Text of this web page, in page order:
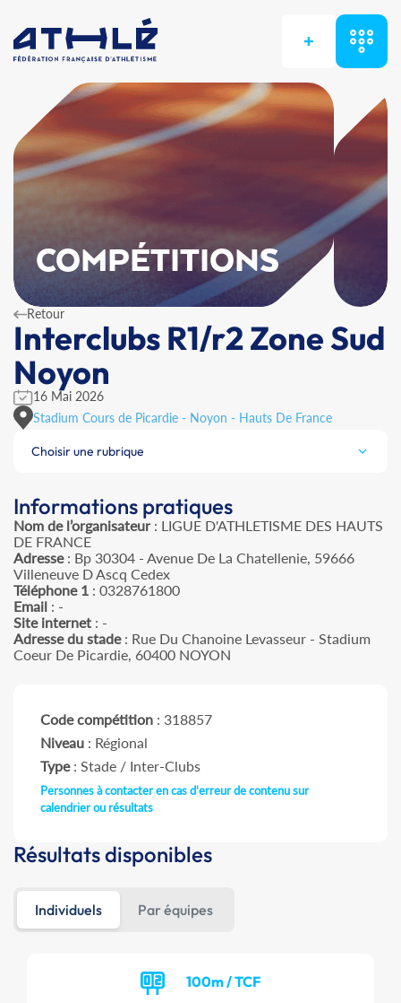
+
COMPÉTITIONS
Retour
Interclubs R1/r2 Zone Sud
Noyon
16 Mai 2026
Stadium Cours de Picardie - Noyon - Hauts De France
Choisir une rubrique
Informations pratiques
Nom de l’organisateur: LIGUE D'ATHLETISME DES HAUTS
DE FRANCE
Adresse: Bp 30304 - Avenue De La Chatellenie, 59666
Villeneuve D Ascq Cedex
Téléphone 1 : 0328761800
Email : -
Site internet : -
Adresse du stade: Rue Du Chanoine Levasseur - Stadium
Coeur De Picardie, 60400 NOYON
Code compétition : 318857
Niveau : Régional
Type: Stade / Inter-Clubs
Personnes à contacter en cas d'erreur de contenu sur
calendrier ou résultats
Résultats disponibles
Individuels Par équipes
100m / TCF